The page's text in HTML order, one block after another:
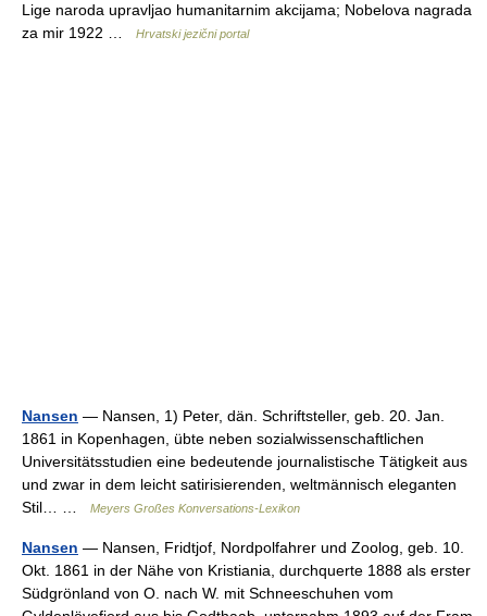
Lige naroda upravljao humanitarnim akcijama; Nobelova nagrada
za mir 1922 …
Hrvatski jezični portal
Nansen — Nansen, 1) Peter, dän. Schriftsteller, geb. 20. Jan.
1861 in Kopenhagen, übte neben sozialwissenschaftlichen
Universitätsstudien eine bedeutende journalistische Tätigkeit aus
und zwar in dem leicht satirisierenden, weltmännisch eleganten
Stil… …
Meyers Großes Konversations-Lexikon
Nansen — Nansen, Fridtjof, Nordpolfahrer und Zoolog, geb. 10.
Okt. 1861 in der Nähe von Kristiania, durchquerte 1888 als erster
Südgrönland von O. nach W. mit Schneeschuhen vom